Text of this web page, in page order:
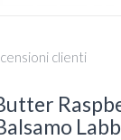
clienti